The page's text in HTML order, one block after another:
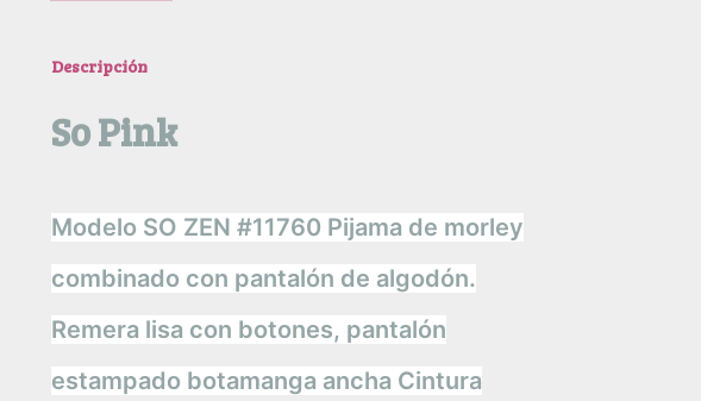
Descripción
So Pink
Modelo SO ZEN #11760 Pijama de morley
combinado con pantalón de algodón.
Remera lisa con botones, pantalón
estampado botamanga ancha Cintura